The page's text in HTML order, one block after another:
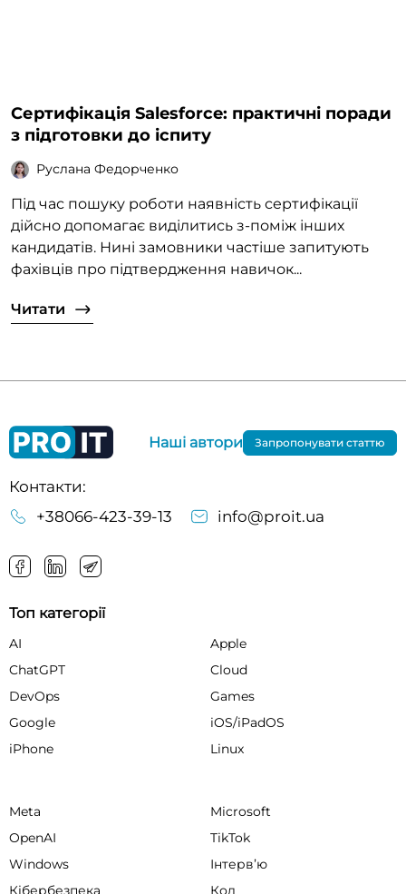
Сертифікація Salesforce: практичні поради
з підготовки до іспиту
Руслана Федорченко
Під час пошуку роботи наявність сертифікації
дійсно допомагає виділитись з-поміж інших
кандидатів. Нині замовники частіше запитують
фахівців про підтвердження навичок...
Читати
Контакти:
+38066-423-39-13
info@proit.ua
Наші автори Запропонувати статтю
Топ категорії
AI
Apple
ChatGPT
Cloud
DevOps
Games
Google
iOS/iPadOS
iPhone
Linux
Meta
Microsoft
OpenAI
TikTok
Windows
Інтервʼю
Кібербезпека
Код